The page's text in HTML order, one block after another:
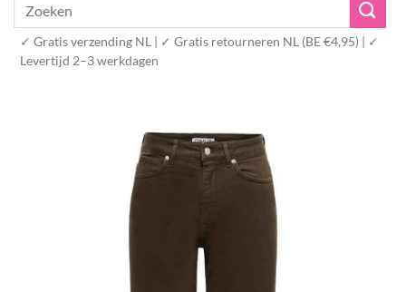
✓ Gratis verzending NL | ✓ Gratis retourneren NL (BE €4,95) | ✓
Levertijd 2–3 werkdagen